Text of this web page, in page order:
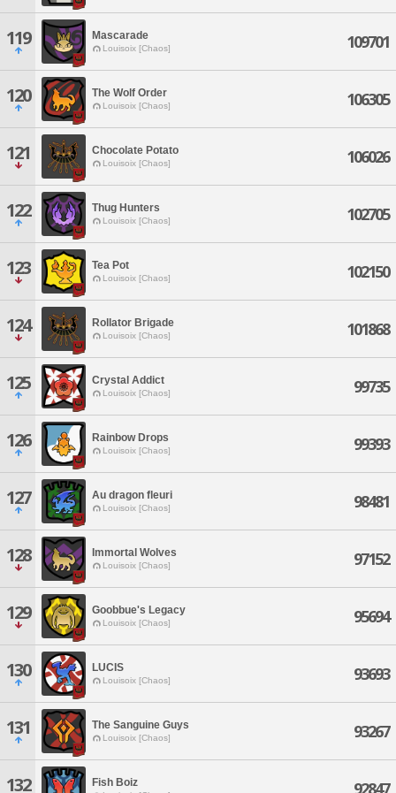
119 Mascarade
Louisoix [Chaos] 109701
120 The Wolf Order
Louisoix [Chaos] 106305
121 Chocolate Potato
Louisoix [Chaos] 106026
122 Thug Hunters
Louisoix [Chaos] 102705
123 Tea Pot
Louisoix [Chaos] 102150
124 Rollator Brigade
Louisoix [Chaos] 101868
125 Crystal Addict
Louisoix [Chaos] 99735
126 Rainbow Drops
Louisoix [Chaos] 99393
127 Au dragon fleuri
Louisoix [Chaos] 98481
128 Immortal Wolves
Louisoix [Chaos] 97152
129 Goobbue's Legacy
Louisoix [Chaos] 95694
130 LUCIS
Louisoix [Chaos] 93693
131 The Sanguine Guys
Louisoix [Chaos] 93267
132 Fish Boiz 92847